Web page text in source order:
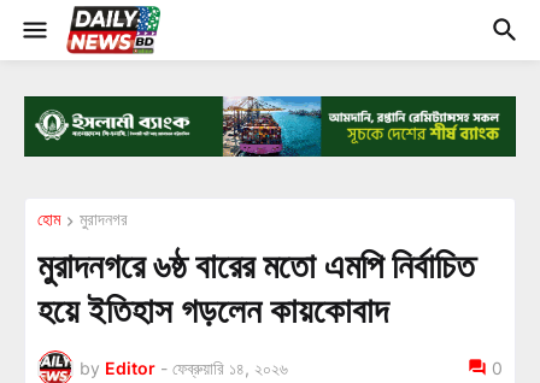
হোম মুরাদনগর
মুরাদনগরে ৬ষ্ঠ বারের মতো এমপি নির্বাচিত
হয়ে ইতিহাস গড়লেন কায়কোবাদ
by Editor - ফেব্রুয়ারি ১৪, ২০২৬ 0